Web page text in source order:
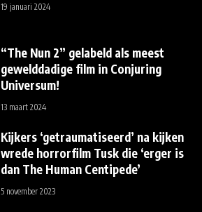
19 januari 2024
“The Nun 2” gelabeld als meest
gewelddadige film in Conjuring
Universum!
13 maart 2024
Kijkers ‘getraumatiseerd’ na kijken
wrede horrorfilm Tusk die ‘erger is
dan The Human Centipede’
5 november 2023